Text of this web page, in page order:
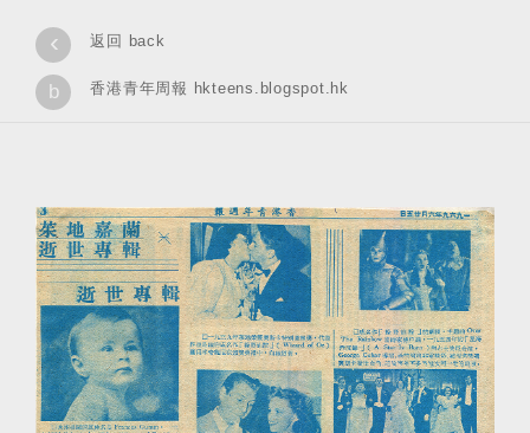
‹ 返回 back
b 香港青年周報 hkteens.blogspot.hk